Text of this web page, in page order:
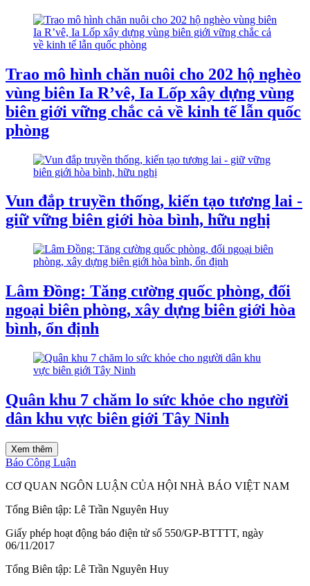
Trao mô hình chăn nuôi cho 202 hộ nghèo
vùng biên Ia R’vê, Ia Lốp xây dựng vùng
biên giới vững chắc cả về kinh tế lẫn quốc
phòng
Vun đắp truyền thống, kiến tạo tương lai -
giữ vững biên giới hòa bình, hữu nghị
Lâm Đồng: Tăng cường quốc phòng, đối
ngoại biên phòng, xây dựng biên giới hòa
bình, ổn định
Quân khu 7 chăm lo sức khỏe cho người
dân khu vực biên giới Tây Ninh
Xem thêm
Báo Công Luận
CƠ QUAN NGÔN LUẬN CỦA HỘI NHÀ BÁO VIỆT NAM
Tổng Biên tập: Lê Trần Nguyên Huy
Giấy phép hoạt động báo điện tử số 550/GP-BTTTT, ngày
06/11/2017
Tổng Biên tập: Lê Trần Nguyên Huy